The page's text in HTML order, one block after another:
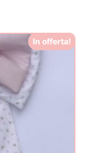
In offerta!